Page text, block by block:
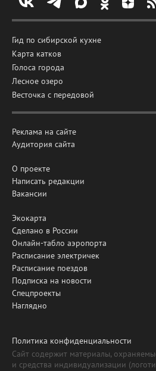
Гид по сибирской кухне
Карта катков
Голоса города
Лесное озеро
Весточка с передовой
Реклама на сайте
Аудитория сайта
О проекте
Написать редакции
Вакансии
Экокарта
Сделано в России
Онлайн-табло аэропорта
Расписание электричек
Расписание поездов
Подписка на новости
Спецпроекты
Наглядно
Политика конфиденциальности
Сайт содержит материалы,
и средства индивидуализации